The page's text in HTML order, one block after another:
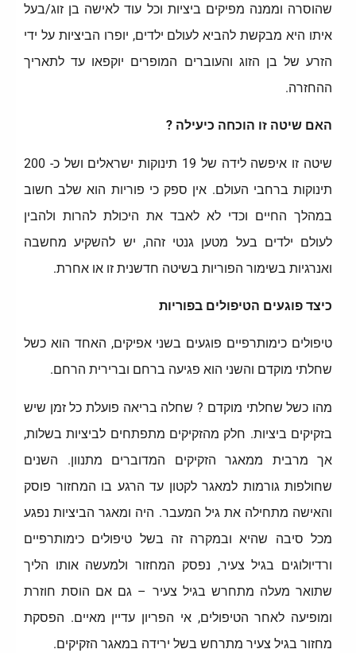
שהוסרה וממנה מפיקים ביציות וכל עוד לאישה בן זוג/בעל
איתו היא מבקשת להביא לעולם ילדים, יופרו הביציות על ידי
הזרע של בן הזוג והעוברים המופרים יוקפאו עד לתאריך
ההחזרה.
האם שיטה זו הוכחה כיעילה ?
שיטה זו איפשה לידה של 19 תינוקות ישראלים ושל כ- 200
תינוקות ברחבי העולם. אין ספק כי פוריות הוא שלב חשוב
במהלך החיים וכדי לא לאבד את היכולת להרות ולהבין
לעולם ילדים בעל מטען גנטי זהה, יש להשקיע מחשבה
ואנרגיות בשימור הפוריות בשיטה חדשנית זו או אחרת.
כיצד פוגעים הטיפולים בפוריות
טיפולים כימותרפיים פוגעים בשני אפיקים, האחד הוא כשל
שחלתי מוקדם והשני הוא פגיעה ברחם וברירית הרחם.
מהו כשל שחלתי מוקדם ? שחלה בריאה פועלת כל זמן שיש
בזקיקים ביציות. חלק מהזקיקים מתפתחים לביציות בשלות,
אך מרבית ממאגר הזקיקים המדוברים מתנוון. השנים
שחולפות גורמות למאגר לקטון עד הרגע בו המחזור פוסק
והאישה מתחילה את גיל המעבר. היה ומאגר הביציות נפגע
מכל סיבה שהיא ובמקרה זה בשל טיפולים כימותרפיים
ורדיולוגים בגיל צעיר, נפסק המחזור ולמעשה אותו הליך
שתואר מעלה מתחרש בגיל צעיר – גם אם הוסת חוזרת
ומופיעה לאחר הטיפולים, אי הפריון עדיין מאיים. הפסקת
מחזור בגיל צעיר מתרחש בשל ירידה במאגר הזקיקים.